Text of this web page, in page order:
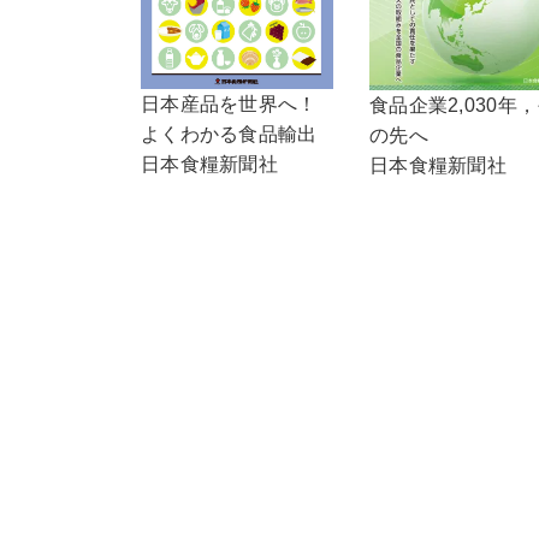
日本産品を世界へ！
よくわかる食品輸出
日本食糧新聞社
食品企業2,030年
の先へ
日本食糧新聞社